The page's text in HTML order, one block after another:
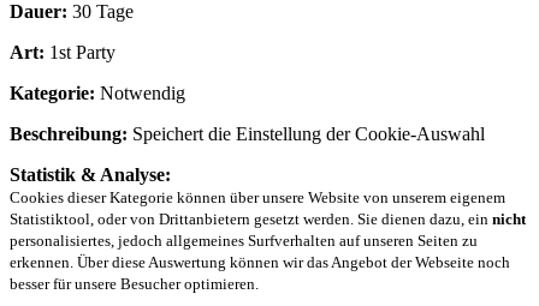
Dauer: 30 Tage
Art: 1st Party
Kategorie: Notwendig
Beschreibung: Speichert die Einstellung der Cookie-Auswahl
Statistik & Analyse:
Cookies dieser Kategorie können über unsere Website von unserem eigenem
Statistiktool, oder von Drittanbietern gesetzt werden. Sie dienen dazu, ein nicht
personalisiertes, jedoch allgemeines Surfverhalten auf unseren Seiten zu
erkennen. Über diese Auswertung können wir das Angebot der Webseite noch
besser für unsere Besucher optimieren.